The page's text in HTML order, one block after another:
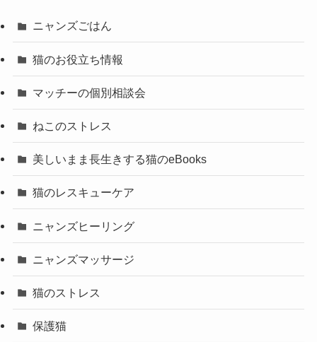
ニャンズごはん
猫のお役立ち情報
マッチーの個別相談会
ねこのストレス
美しいまま長生きする猫のeBooks
猫のレスキューケア
ニャンズヒーリング
ニャンズマッサージ
猫のストレス
保護猫